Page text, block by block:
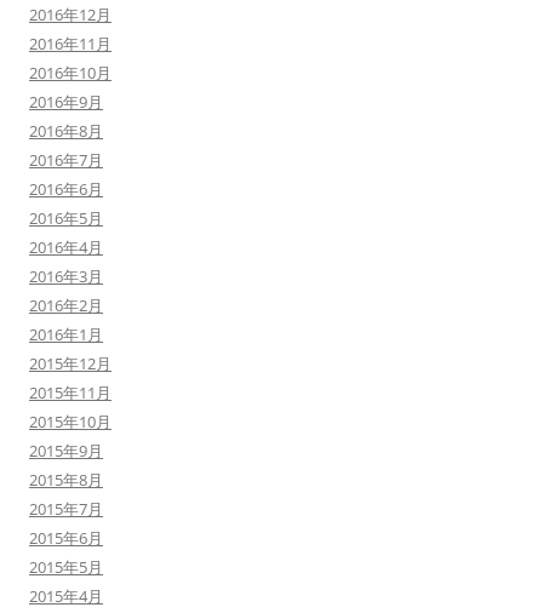
2016年12月
2016年11月
2016年10月
2016年9月
2016年8月
2016年7月
2016年6月
2016年5月
2016年4月
2016年3月
2016年2月
2016年1月
2015年12月
2015年11月
2015年10月
2015年9月
2015年8月
2015年7月
2015年6月
2015年5月
2015年4月